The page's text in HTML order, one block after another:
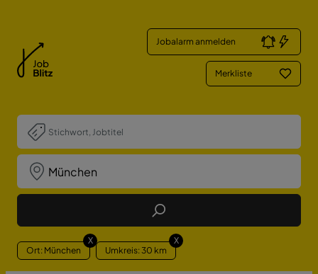
Jobalarm anmelden
Merkliste
Job Finden
Ort: München
X
Umkreis: 30 km
X